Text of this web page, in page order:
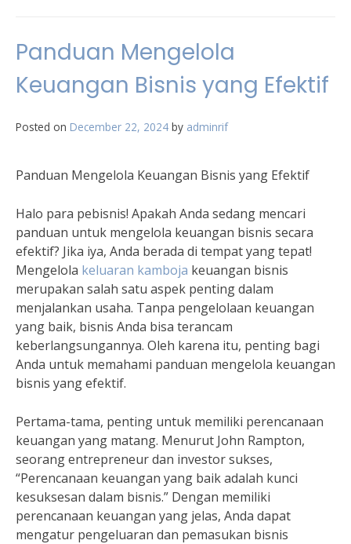
Panduan Mengelola
Keuangan Bisnis yang Efektif
Posted on December 22, 2024 by adminrif
Panduan Mengelola Keuangan Bisnis yang Efektif
Halo para pebisnis! Apakah Anda sedang mencari
panduan untuk mengelola keuangan bisnis secara
efektif? Jika iya, Anda berada di tempat yang tepat!
Mengelola keluaran kamboja keuangan bisnis
merupakan salah satu aspek penting dalam
menjalankan usaha. Tanpa pengelolaan keuangan
yang baik, bisnis Anda bisa terancam
keberlangsungannya. Oleh karena itu, penting bagi
Anda untuk memahami panduan mengelola keuangan
bisnis yang efektif.
Pertama-tama, penting untuk memiliki perencanaan
keuangan yang matang. Menurut John Rampton,
seorang entrepreneur dan investor sukses,
“Perencanaan keuangan yang baik adalah kunci
kesuksesan dalam bisnis.” Dengan memiliki
perencanaan keuangan yang jelas, Anda dapat
mengatur pengeluaran dan pemasukan bisnis